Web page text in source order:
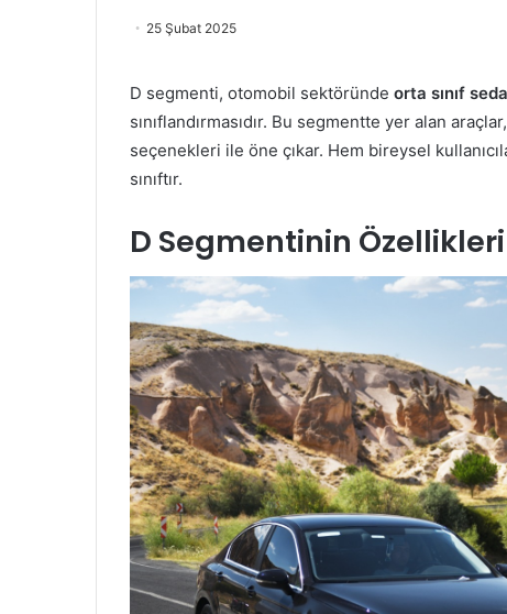
25 Şubat 2025
D segmenti, otomobil sektöründe orta sınıf
sınıflandırmasıdır. Bu segmentte yer alan
seçenekleri ile öne çıkar. Hem bireysel
sınıftır.
D Segmentinin Özellikleri